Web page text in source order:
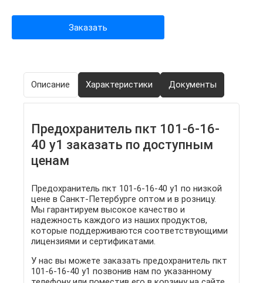
Заказать
Описание Характеристики Документы
Предохранитель пкт 101-6-16-
40 у1 заказать по доступным
ценам
Предохранитель пкт 101-6-16-40 у1 по низкой
цене в Санкт-Петербурге оптом и в розницу.
Мы гарантируем высокое качество и
надежность каждого из наших продуктов,
которые поддерживаются соответствующими
лицензиями и сертификатами.
У нас вы можете заказать предохранитель пкт
101-6-16-40 у1 позвонив нам по указанному